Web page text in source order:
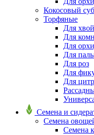
Кокосовый
Торфяные
Для
Для
Для
Для
Для роз
Для
Для
Семена и
Семена
Семена